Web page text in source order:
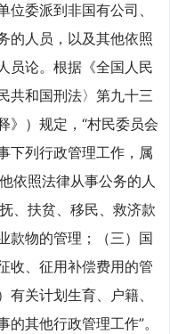
委派到非国有公司、
的人员，以及其他依照
员论。根据《全国人民
共和国刑法〉第九十三
》）规定，“村民委员会
下列行政管理工作，属
依照法律从事公务的人
、扶贫、移民、救济款
款物的管理；（三）国
收、征用补偿费用的管
关计划生育、户籍、
其他行政管理工作”。